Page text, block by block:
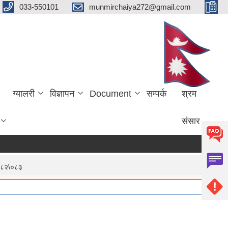
033-550101 munmirchaiya272@gmail.com
ग्यालरी विज्ञापन Document सम्पर्क श्रम
संसार